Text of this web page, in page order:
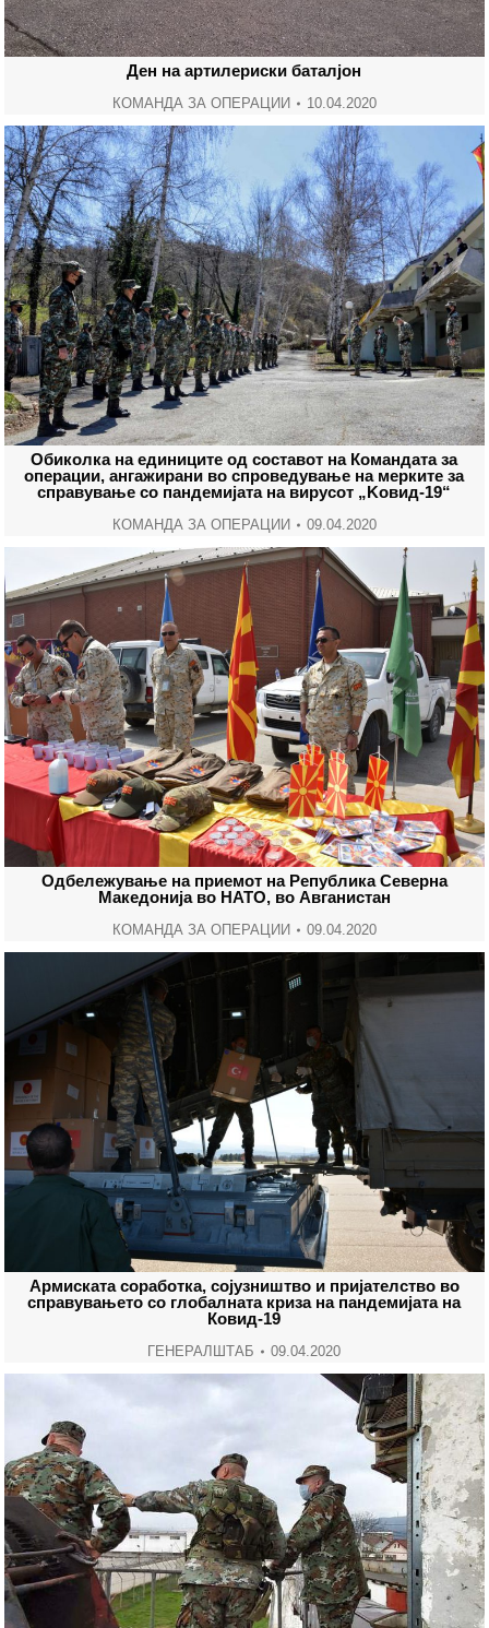
Ден на артилериски баталјон
КОМАНДА ЗА ОПЕРАЦИИ 10.04.2020
Обиколка на единиците од составот на Командата за
операции, ангажирани во спроведување на мерките за
справување со пандемијата на вирусот „Kовид-19“
КОМАНДА ЗА ОПЕРАЦИИ 09.04.2020
Oдбележување на приемот на Република Северна
Македонија во НАТО, во Авганистан
КОМАНДА ЗА ОПЕРАЦИИ 09.04.2020
Армиската соработка, сојузништво и пријателство во
справувањето со глобалната криза на пандемијата на
Ковид-19
ГЕНЕРАЛШТАБ 09.04.2020